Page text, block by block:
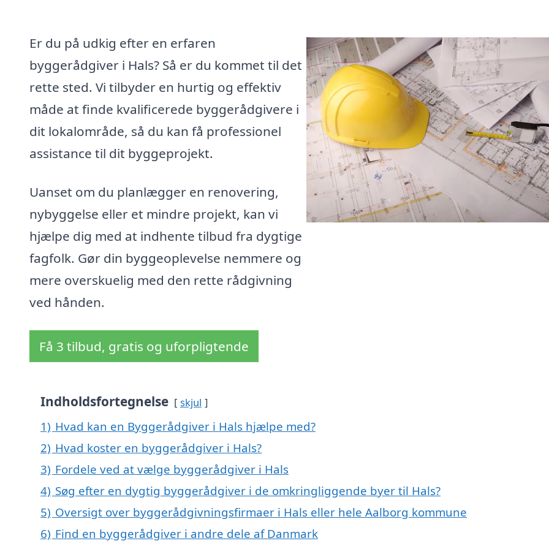
Er du på udkig efter en erfaren
byggerådgiver i Hals? Så er du kommet til det
rette sted. Vi tilbyder en hurtig og effektiv
måde at finde kvalificerede byggerådgivere i
dit lokalområde, så du kan få professionel
assistance til dit byggeprojekt.
Uanset om du planlægger en renovering,
nybyggelse eller et mindre projekt, kan vi
hjælpe dig med at indhente tilbud fra dygtige
fagfolk. Gør din byggeoplevelse nemmere og
mere overskuelig med den rette rådgivning
ved hånden.
Få 3 tilbud, gratis og uforpligtende
Indholdsfortegnelse skjul
1) Hvad kan en Byggerådgiver i Hals hjælpe med?
2) Hvad koster en byggerådgiver i Hals?
3) Fordele ved at vælge byggerådgiver i Hals
4) Søg efter en dygtig byggerådgiver i de omkringliggende byer til Hals?
5) Oversigt over byggerådgivningsfirmaer i Hals eller hele Aalborg kommune
6) Find en byggerådgiver i andre dele af Danmark